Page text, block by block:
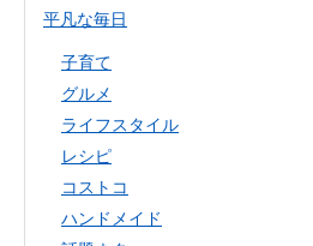
平凡な毎日
子育て
グルメ
ライフスタイル
レシピ
コストコ
ハンドメイド